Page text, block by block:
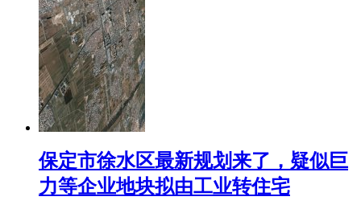
​保定市徐水区最新规划来了，疑似巨
力等企业地块拟由工业转住宅